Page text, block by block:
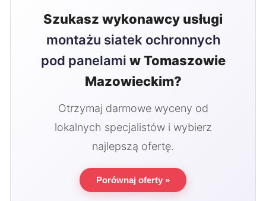
Szukasz wykonawcy usługi
montażu siatek ochronnych
pod panelami w Tomaszowie
Mazowieckim?
Otrzymaj darmowe wyceny od
lokalnych specjalistów i wybierz
najlepszą ofertę.
Porównaj oferty »